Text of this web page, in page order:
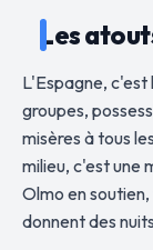
Les
L'Espagne,
groupes,
misères à tous
milieu, c'est une
Olmo en
donnent des